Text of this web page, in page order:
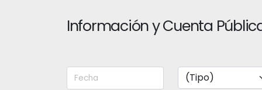
Información y Cuenta